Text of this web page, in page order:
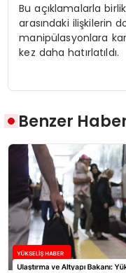
Bu açıklamalarla
arasındaki ilişkilerin
manipülasyonlara
kez daha hatırlatıldı.
Benzer